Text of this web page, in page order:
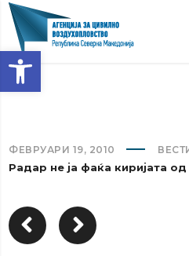
Open toolbar
ФЕВРУАРИ 19, 2010
Радар не ја фаќа киријата